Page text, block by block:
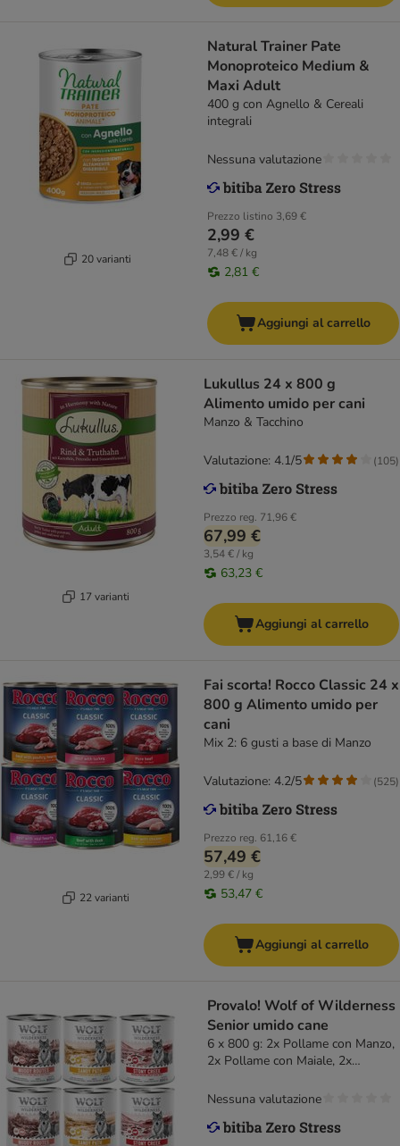
20 varianti
Natural Trainer Pate
Monoproteico Medium &
Maxi Adult
400 g con Agnello & Cereali
integrali
Prezzo listino 3,69 €
2,99 €
7,48 € / kg
2,81 €
Nessuna valutazione
Aggiungi al carrello
17 varianti
Lukullus 24 x 800 g
Alimento umido per cani
Manzo & Tacchino
Prezzo reg. 71,96 €
67,99 €
3,54 € / kg
63,23 €
Valutazione: 4.1/5 (105)
Aggiungi al carrello
22 varianti
Fai scorta! Rocco Classic 24 x
800 g Alimento umido per
cani
Mix 2: 6 gusti a base di Manzo
Prezzo reg. 61,16 €
57,49 €
2,99 € / kg
53,47 €
Valutazione: 4.2/5 (525)
Aggiungi al carrello
Provalo! Wolf of Wilderness
Senior umido cane
6 x 800 g: 2x Pollame con Manzo,
2x Pollame con Maiale, 2x
Nessuna valutazione